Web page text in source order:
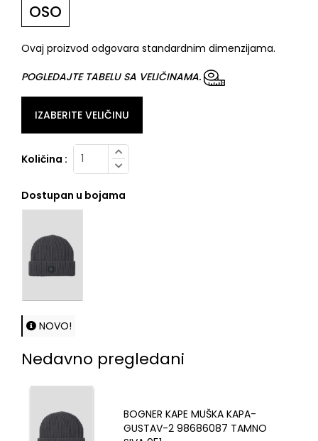
OSO
Ovaj proizvod odgovara standardnim dimenzijama.
POGLEDAJTE TABELU SA VELIČINAMA.
IZABERITE VELIČINU
Količina :
Dostupan u bojama
NOVO!
Nedavno pregledani
BOGNER KAPE MUŠKA KAPA-
GUSTAV-2 98686087 TAMNO